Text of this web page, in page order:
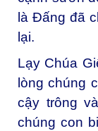
là Đấng đã
lại.
Lạy Chúa
lòng chúng
cậy trông
chúng con